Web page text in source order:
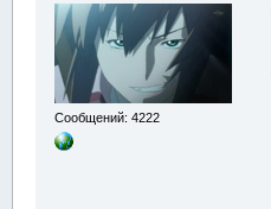
Сообщений: 4222